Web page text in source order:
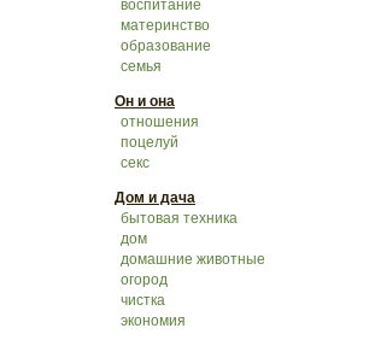
воспитание
материнство
образование
семья
Он и она
отношения
поцелуй
секс
Дом и дача
бытовая техника
дом
домашние животные
огород
чистка
экономия